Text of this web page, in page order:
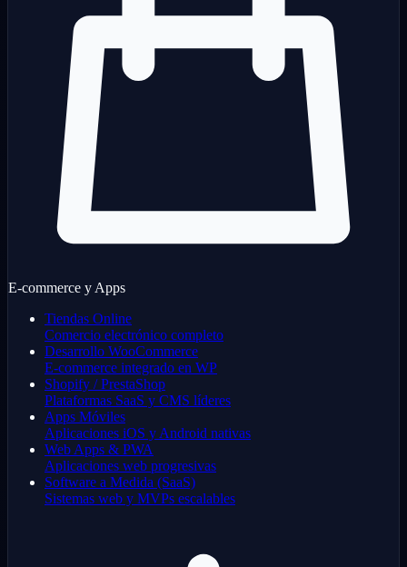
E-commerce y Apps
Tiendas Online
Comercio electrónico completo
Desarrollo WooCommerce
E-commerce integrado en WP
Shopify / PrestaShop
Plataformas SaaS y CMS líderes
Apps Móviles
Aplicaciones iOS y Android nativas
Web Apps & PWA
Aplicaciones web progresivas
Software a Medida (SaaS)
Sistemas web y MVPs escalables